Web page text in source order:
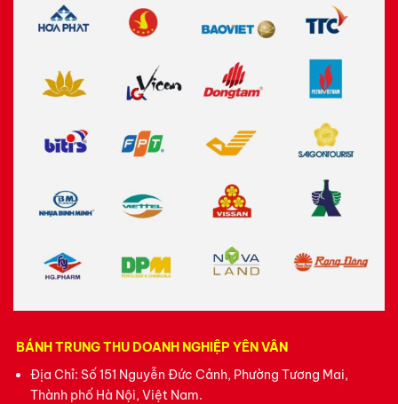
BÁNH TRUNG THU DOANH NGHIỆP YÊN VÂN
Địa Chỉ: Số 151 Nguyễn Đức Cảnh, Phường Tương Mai,
Thành phố Hà Nội, Việt Nam.